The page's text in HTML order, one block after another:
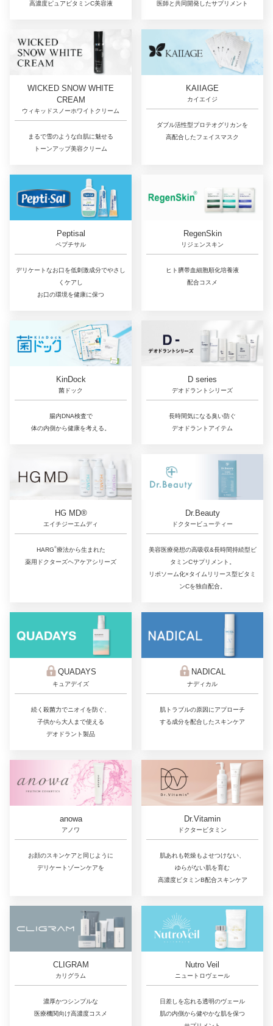
高濃度ピュアビタミンC美容液 医師と共同開発したサプリメント
WICKED SNOW WHITE
CREAM
ウィキッドスノーホワイトクリーム
まるで雪のような白肌に魅せる
トーンアップ美容クリーム
KAIIAGE
カイエイジ
ダブル活性型プロテオグリカンを
高配合したフェイスマスク
Peptisal
ペプチサル
デリケートなお口を低刺激成分でやさし
くケアし
お口の環境を健康に保つ
RegenSkin
リジェンスキン
ヒト臍帯血細胞順化培養液
配合コスメ
KinDock
菌ドック
腸内DNA検査で
体の内側から健康を考える。
D series
デオドラントシリーズ
長時間気になる臭い防ぐ
デオドラントアイテム
HG MD®
エイチジーエムディ
HARG®療法から生まれた
薬用ドクターズヘアケアシリーズ
Dr.Beauty
ドクタービューティー
美容医療発想の高吸収&長時間持続型ビ
タミンCサプリメント。
リポソーム化×タイムリリース型ビタミ
ンCを独自配合。
QUADAYS
キュアデイズ
続く殺菌力でニオイを防ぐ、
子供から大人まで使える
デオドラント製品
NADICAL
ナディカル
肌トラブルの原因にアプローチ
する成分を配合したスキンケア
anowa
アノワ
お顔のスキンケアと同じように
デリケートゾーンケアを
Dr.Vitamin
ドクタービタミン
肌あれも乾燥もよせつけない、
ゆらがない肌を育む
高濃度ビタミンB配合スキンケア
CLIGRAM
カリグラム
濃厚かつシンプルな
医療機関向け高濃度コスメ
Nutro Veil
ニュートロヴェール
日差しを忘れる透明のヴェール
肌の内側から健やかな肌を保つ